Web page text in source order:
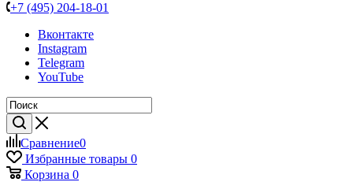
+7 (495) 204-18-01
Вконтакте
Instagram
Telegram
YouTube
Сравнение0
Избранные товары 0
Корзина 0